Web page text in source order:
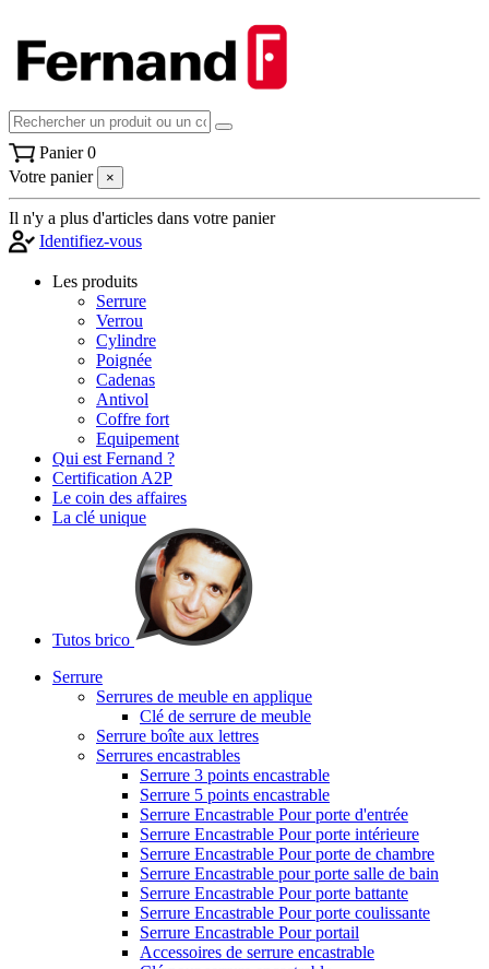
Panier 0
Votre panier
×
Il n'y a plus d'articles dans votre panier
Identifiez-vous
Les produits
Serrure
Verrou
Cylindre
Poignée
Cadenas
Antivol
Coffre fort
Equipement
Qui est Fernand ?
Certification A2P
Le coin des affaires
La clé unique
Tutos brico
Serrure
Serrures de meuble en applique
Clé de serrure de meuble
Serrure boîte aux lettres
Serrures encastrables
Serrure 3 points encastrable
Serrure 5 points encastrable
Serrure Encastrable Pour porte d'entrée
Serrure Encastrable Pour porte intérieure
Serrure Encastrable Pour porte de chambre
Serrure Encastrable pour porte salle de bain
Serrure Encastrable Pour porte battante
Serrure Encastrable Pour porte coulissante
Serrure Encastrable Pour portail
Accessoires de serrure encastrable